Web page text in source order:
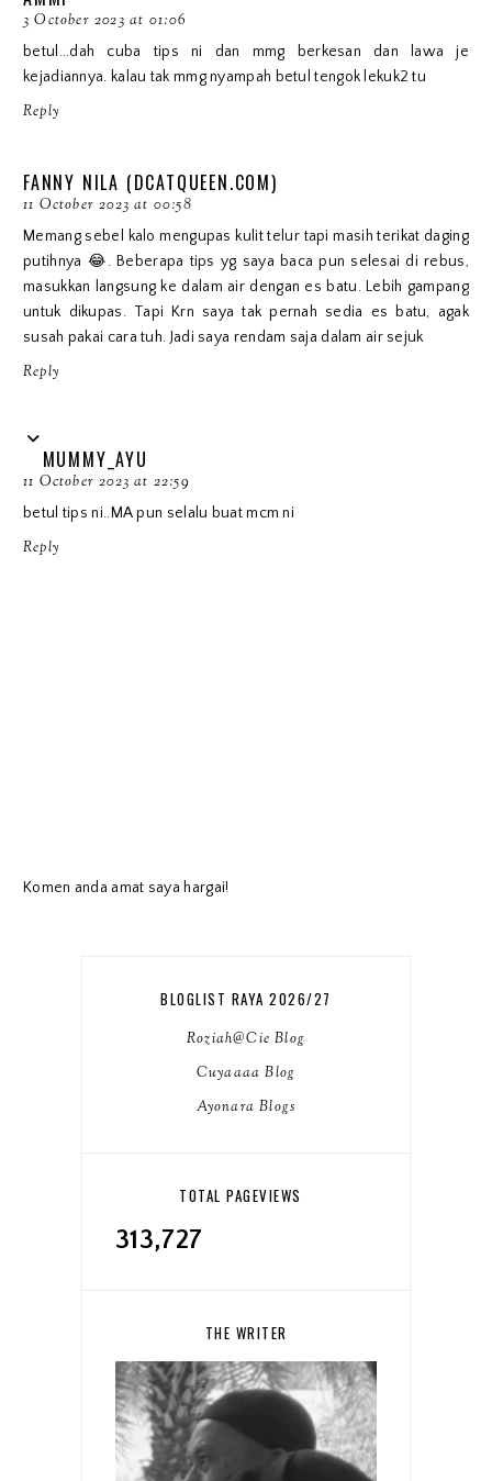
3 October 2023 at 01:06
betul...dah cuba tips ni dan mmg berkesan dan lawa je
kejadiannya. kalau tak mmg nyampah betul tengok lekuk2 tu
Reply
FANNY NILA (DCATQUEEN.COM)
11 October 2023 at 00:58
Memang sebel kalo mengupas kulit telur tapi masih terikat daging
putihnya 😂. Beberapa tips yg saya baca pun selesai di rebus,
masukkan langsung ke dalam air dengan es batu. Lebih gampang
untuk dikupas. Tapi Krn saya tak pernah sedia es batu, agak
susah pakai cara tuh. Jadi saya rendam saja dalam air sejuk
Reply
MUMMY_AYU
11 October 2023 at 22:59
betul tips ni..MA pun selalu buat mcm ni
Reply
Komen anda amat saya hargai!
BLOGLIST RAYA 2026/27
Roziah@Cie Blog
Cuyaaaa Blog
Ayonara Blogs
TOTAL PAGEVIEWS
313,727
THE WRITER